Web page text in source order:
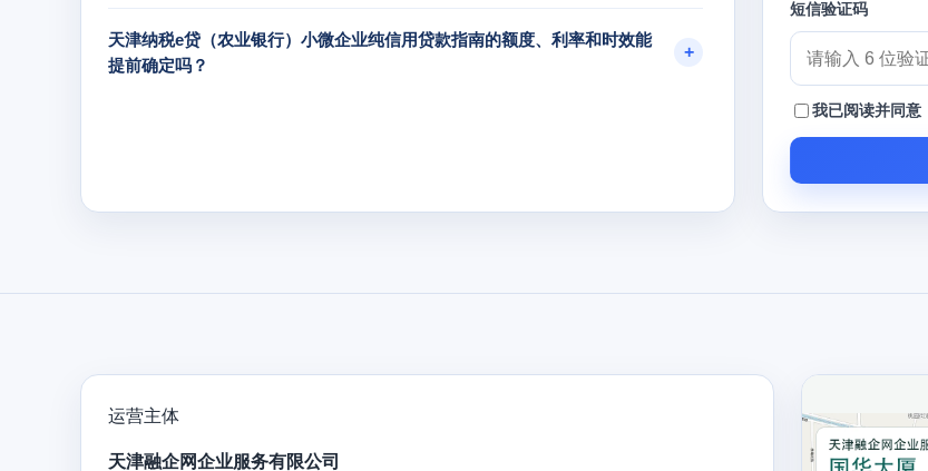
天津纳税e贷（农业银行）小微企业纯信用贷款指南的额度、利率和时效能
提前确定吗？
短信验证码
我已阅读并同意
运营主体
天津融企网企业服务有限公司